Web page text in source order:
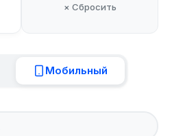
× Сбросить
Мобильный